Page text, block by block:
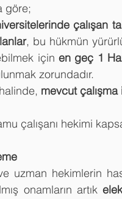
göre;
çalışan
, bu hükmün
için en geç 1
zorundadır.
mevcut
çalışanı hekimi
uzman hekimlerin
onamların artık